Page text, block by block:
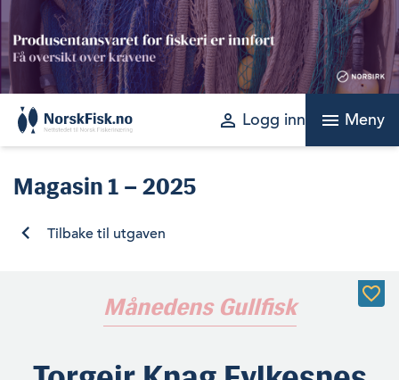
Skip
to
content
perm_identity Logg inn menu Meny
Magasin 1 – 2025
Tilbake til utgaven
Månedens Gullfisk